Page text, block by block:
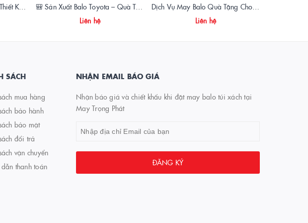
Sản Xuất Balo Học Sinh | Thiết Kế Theo Yêu Cầu, In Logo Trường – Giá Xưởng
🎒 Sản Xuất Balo Toyota – Quà Tặng Doanh Nghiệp Cao Cấp, Thiết Kế Riêng
Liên hệ
Dịch Vụ May Balo Quà Tặng Cho Thép Tây Đô - Xưởng May Balo Trọng Phát
Liên hệ
SÁCH
mua hàng
bảo hành
bảo mật
đổi trả
vận chuyển
thanh toán
NHẬN EMAIL BÁO GIÁ
Nhận báo giá và chiết khấu khi đặt may balo túi xách tại
May Trọng Phát
ĐĂNG KÝ